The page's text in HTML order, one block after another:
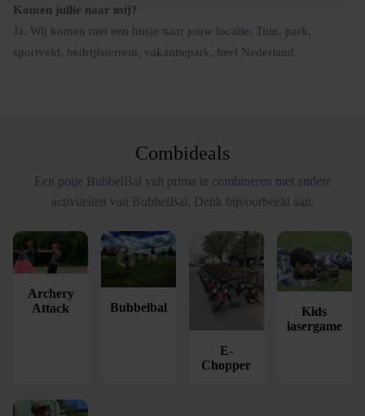
Komen jullie naar mij?
Ja. Wij komen met een busje naar jouw locatie. Tuin, park,
sportveld, bedrijfsterrein, vakantiepark, heel Nederland.
Combideals
Een potje BubbelBal valt prima te combineren met andere
activiteiten van BubbelBal. Denk bijvoorbeeld aan:
Archery
Attack
Bubbelbal
E-
Chopper
Kids
lasergame